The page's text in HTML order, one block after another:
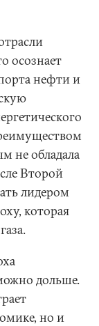
осознает
нефти и
не обладала
Второй
лидером
которая
дольше.
но и